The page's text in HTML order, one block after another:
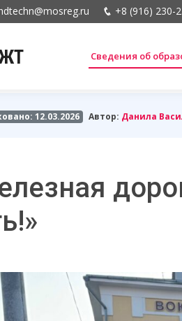
+8 (916) 230-
Сведения об
12.03.2026 Автор: Данила